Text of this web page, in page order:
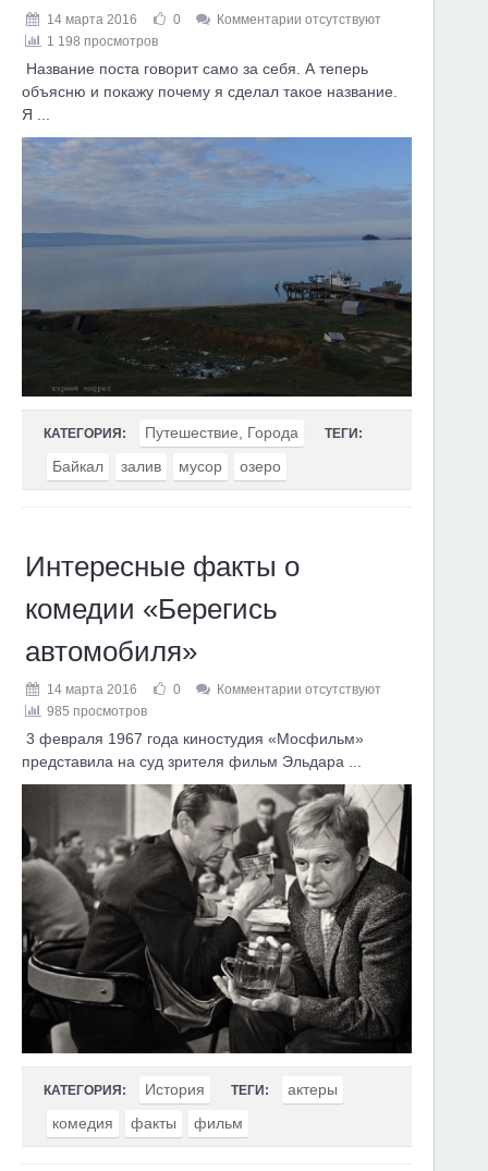
14 марта 2016 0
Комментарии отсутствуют
1 198 просмотров
Название поста говорит само за себя. А теперь
объясню и покажу почему я сделал такое название.
Я ...
КАТЕГОРИЯ: Путешествие, Города ТЕГИ:
Байкал залив мусор озеро
Интересные факты о
комедии «Берегись
автомобиля»
14 марта 2016 0
Комментарии отсутствуют
985 просмотров
3 февраля 1967 года киностудия «Мосфильм»
представила на суд зрителя фильм Эльдара ...
КАТЕГОРИЯ: История ТЕГИ:
актеры
комедия
факты фильм